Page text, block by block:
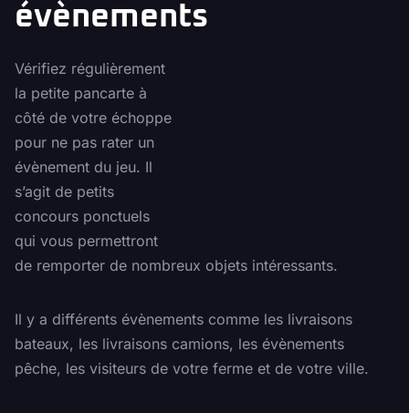
évènements
Vérifiez régulièrement
la petite pancarte à
côté de votre échoppe
pour ne pas rater un
évènement du jeu. Il
s’agit de petits
concours ponctuels
qui vous permettront
de remporter de nombreux objets intéressants.
Il y a différents évènements comme les livraisons
bateaux, les livraisons camions, les évènements
pêche, les visiteurs de votre ferme et de votre ville.